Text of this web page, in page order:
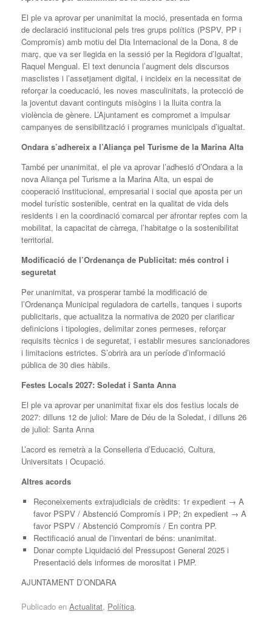
El ple va aprovar per unanimitat la moció, presentada en forma
de declaració institucional pels tres grups polítics (PSPV, PP i
Compromís) amb motiu del Dia Internacional de la Dona, 8 de
març, que va ser llegida en la sessió per la Regidora d’Igualtat,
Raquel Mengual. El text denuncia l’augment dels discursos
masclistes i l’assetjament digital, i incideix en la necessitat de
reforçar la coeducació, les noves masculinitats, la protecció de
la joventut davant continguts misògins i la lluita contra la
violència de gènere. L’Ajuntament es compromet a impulsar
campanyes de sensibilització i programes municipals d’igualtat.
Ondara s’adhereix a l’Aliança pel Turisme de la Marina Alta
També per unanimitat, el ple va aprovar l’adhesió d’Ondara a la
nova Aliança pel Turisme a la Marina Alta, un espai de
cooperació institucional, empresarial i social que aposta per un
model turístic sostenible, centrat en la qualitat de vida dels
residents i en la coordinació comarcal per afrontar reptes com la
mobilitat, la capacitat de càrrega, l’habitatge o la sostenibilitat
territorial.
Modificació de l’Ordenança de Publicitat: més control i
seguretat
Per unanimitat, va prosperar també la modificació de
l’Ordenança Municipal reguladora de cartells, tanques i suports
publicitaris, que actualitza la normativa de 2020 per clarificar
definicions i tipologies, delimitar zones permeses, reforçar
requisits tècnics i de seguretat, i establir mesures sancionadores
i limitacions estrictes. S’obrirà ara un període d’informació
pública de 30 dies hàbils.
Festes Locals 2027: Soledat i Santa Anna
El ple va aprovar per unanimitat fixar els dos festius locals de
2027: dilluns 12 de juliol: Mare de Déu de la Soledat, i dilluns 26
de juliol: Santa Anna
L’acord es remetrà a la Conselleria d’Educació, Cultura,
Universitats i Ocupació.
Altres acords
Reconeixements extrajudicials de crèdits: 1r expedient → A
favor PSPV / Abstenció Compromís i PP; 2n expedient → A
favor PSPV / Abstenció Compromís / En contra PP.
Rectificació anual de l’inventari de béns: unanimitat.
Donar compte Liquidació del Pressupost General 2025 i
Presentació dels informes de morositat i PMP.
AJUNTAMENT D’ONDARA
Publicado en Actualitat, Política.